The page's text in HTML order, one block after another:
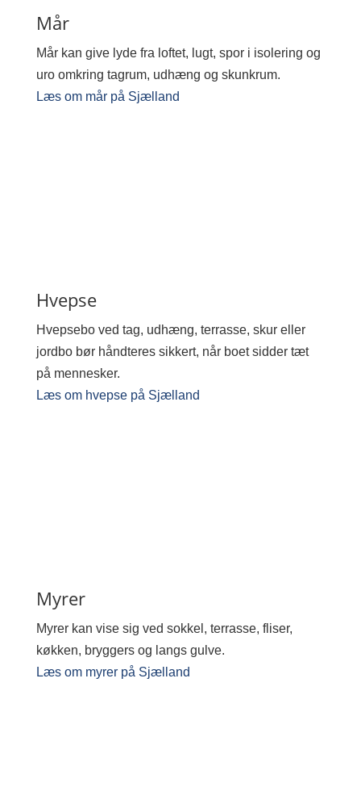
Mår
Mår kan give lyde fra loftet, lugt, spor i isolering og
uro omkring tagrum, udhæng og skunkrum.
Læs om mår på Sjælland
Hvepse
Hvepsebo ved tag, udhæng, terrasse, skur eller
jordbo bør håndteres sikkert, når boet sidder tæt
på mennesker.
Læs om hvepse på Sjælland
Myrer
Myrer kan vise sig ved sokkel, terrasse, fliser,
køkken, bryggers og langs gulve.
Læs om myrer på Sjælland